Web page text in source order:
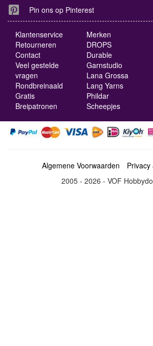
Pin ons op Pinterest
Klantenservice
Retourneren
Contact
Veel gestelde
vragen
Rondbreinaald
Gratis
Breipatronen
Merken
DROPS
Durable
Garnstudio
Lana Grossa
Lang Yarns
Phildar
Scheepjes
Algemene Voorwaarden
Privacy
2005 - 2026 - VOF